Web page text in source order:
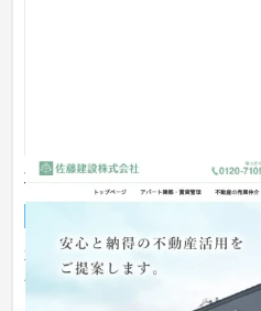
不動産会社（知立市）
不動産活用、売買仲介、戸建新
会社のホームページです。トップ